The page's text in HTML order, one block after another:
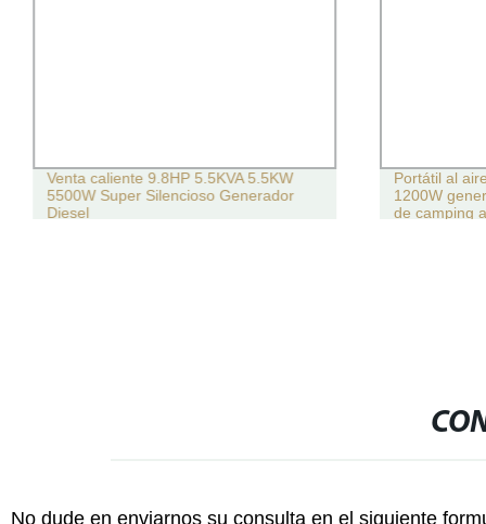
Venta caliente 9.8HP 5.5KVA 5.5KW
5500W Super Silencioso Generador
Diesel
Portátil al
1200W
de camping
No dude en enviarnos su consulta en el siguiente